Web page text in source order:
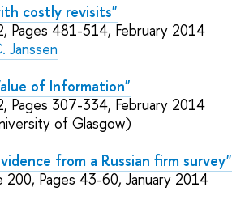
costly revisits"
Pages 481-514, February 2014
Janssen
of Information"
Pages 307-334, February 2014
of Glasgow)
from a Russian firm survey"
200, Pages 43-60, January 2014